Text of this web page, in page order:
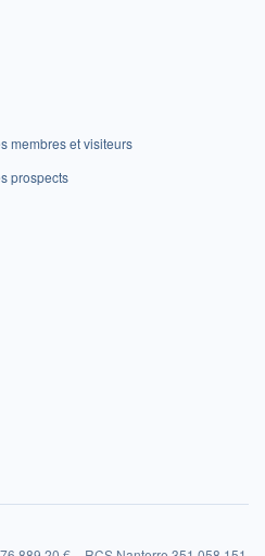
membres et visiteurs
prospects